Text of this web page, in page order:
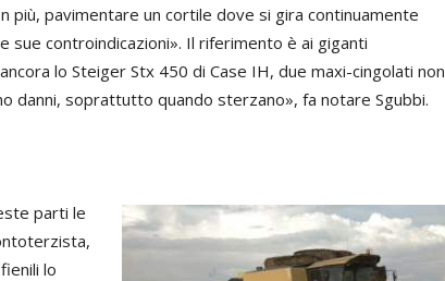
più, pavimentare un cortile dove si gira continuamente
sue controindicazioni». Il riferimento è ai giganti
lo Steiger Stx 450 di Case IH, due maxi-cingolati non
danni, soprattutto quando sterzano», fa notare Sgubbi.
parti le
lo